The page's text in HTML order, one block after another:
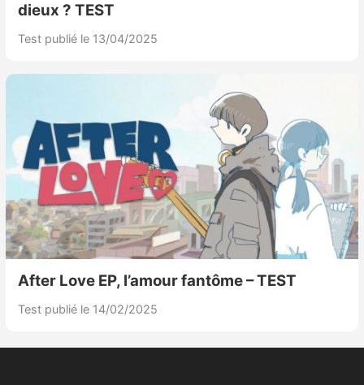
dieux ? TEST
Test publié le 13/04/2025
After Love EP, l’amour fantôme – TEST
Test publié le 14/02/2025